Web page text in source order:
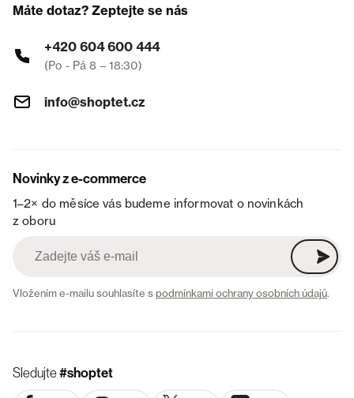
Máte dotaz? Zeptejte se nás
+420 604 600 444
(Po - Pá 8 – 18:30)
info@shoptet.cz
Novinky z e-commerce
1–2× do měsíce vás budeme informovat o novinkách
z oboru
Vložením e-mailu souhlasíte spodmínkami ochrany osobních údajů.
Sledujte#shoptet